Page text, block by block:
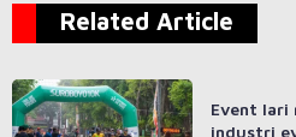
Related Article
Event lari
industri